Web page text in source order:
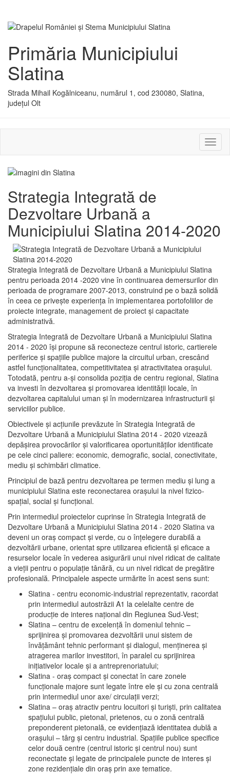
Primăria Municipiului
Slatina
Strada Mihail Kogălniceanu, numărul 1, cod 230080, Slatina,
județul Olt
sau
Strategia Integrată de
Dezvoltare Urbană a
Municipiului Slatina 2014-2020
Strategia Integrată de Dezvoltare Urbană a Municipiului Slatina
pentru perioada 2014 -2020 vine în continuarea demersurilor din
perioada de programare 2007-2013, construind pe o bază solidă
în ceea ce priveşte experienţa în implementarea portofoliilor de
proiecte integrate, management de proiect și capacitate
administrativă.
Strategia Integrată de Dezvoltare Urbană a Municipiului Slatina
2014 - 2020 își propune să reconecteze centrul istoric, cartierele
periferice şi spaţiile publice majore la circuitul urban, crescând
astfel funcţionalitatea, competitivitatea şi atractivitatea oraşului.
Totodată, pentru a-şi consolida poziţia de centru regional, Slatina
va investi în dezvoltarea şi promovarea identităţii locale, în
dezvoltarea capitalului uman şi în modernizarea infrastructurii şi
serviciilor publice.
Obiectivele şi acţiunile prevăzute în Strategia Integrată de
Dezvoltare Urbană a Municipiului Slatina 2014 - 2020 vizează
depășirea provocărilor şi valorificarea oportunităţilor identificate
pe cele cinci paliere: economic, demografic, social, conectivitate,
mediu şi schimbări climatice.
Principiul de bază pentru dezvoltarea pe termen mediu şi lung a
municipiului Slatina este reconectarea oraşului la nivel fizico-
spaţial, social şi funcţional.
Prin intermediul proiectelor cuprinse în Strategia Integrată de
Dezvoltare Urbană a Municipiului Slatina 2014 - 2020 Slatina va
deveni un oraş compact şi verde, cu o înţelegere durabilă a
dezvoltării urbane, orientat spre utilizarea eficientă şi eficace a
resurselor locale în vederea asigurării unui nivel ridicat de calitate
a vieţii pentru o populaţie tânără, cu un nivel ridicat de pregătire
profesională. Principalele aspecte urmărite în acest sens sunt:
Slatina - centru economic-industrial reprezentativ, racordat
prin intermediul autostrăzii A1 la celelalte centre de
producţie de interes naţional din Regiunea Sud-Vest;
Slatina – centru de excelenţă în domeniul tehnic –
sprijinirea şi promovarea dezvoltării unui sistem de
învăţământ tehnic performant şi dialogul, menţinerea şi
atragerea marilor investitori, în paralel cu sprijinirea
iniţiativelor locale şi a antreprenoriatului;
Slatina - oraş compact şi conectat în care zonele
funcţionale majore sunt legate între ele şi cu zona centrală
prin intermediul unor axe/ circulații verzi;
Slatina – oraş atractiv pentru locuitori şi turişti, prin calitatea
spaţiului public, pietonal, prietenos, cu o zonă centrală
preponderent pietonală, ce evidenţiază identitatea dublă a
oraşului – târg şi centru industrial. Spaţiile publice specifice
celor două centre (centrul istoric şi centrul nou) sunt
reconectate şi legate de principalele puncte de interes şi
zone rezidenţiale din oraş prin axe tematice.